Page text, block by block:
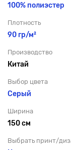
100% полиэстер
Плотность
90 гр/м²
Производство
Китай
Выбор цвета
Серый
Ширина
150 см
Выбрать принт/